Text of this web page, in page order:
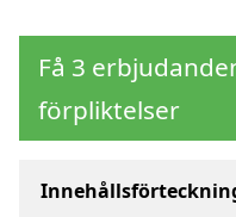
Få 3
förpliktelser